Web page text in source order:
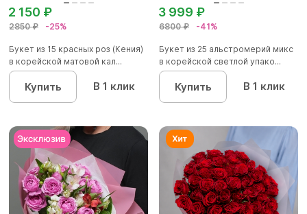
2850 ₽ -25%
2 150 ₽
Букет из 15 красных роз (Кения)
в корейской матовой кал...
Купить В 1 клик
6800 ₽ -41%
3 999 ₽
Букет из 25 альстромерий микс
в корейской светлой упако...
Купить В 1 клик